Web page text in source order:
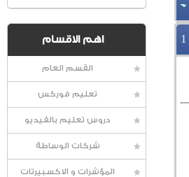
اهم الاقسام
القسم العام
تعليم فوركس
دروس تعليم بالفيديو
شركات الوساطة
المؤشرات و الاكسبيرتات
1